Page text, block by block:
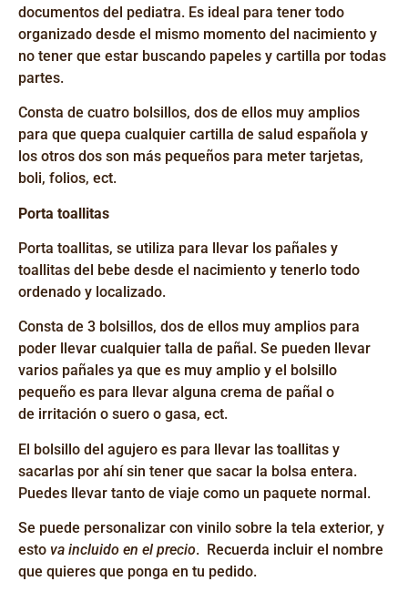
documentos del pediatra. Es ideal para tener todo
organizado desde el mismo momento del nacimiento y
no tener que estar buscando papeles y cartilla por todas
partes.
Consta de cuatro bolsillos, dos de ellos muy amplios
para que quepa cualquier cartilla de salud española y
los otros dos son más pequeños para meter tarjetas,
boli, folios, ect.
Porta toallitas
Porta toallitas, se utiliza para llevar los pañales y
toallitas del bebe desde el nacimiento y tenerlo todo
ordenado y localizado.
Consta de 3 bolsillos, dos de ellos muy amplios para
poder llevar cualquier talla de pañal. Se pueden llevar
varios pañales ya que es muy amplio y el bolsillo
pequeño es para llevar alguna crema de pañal o
de irritación o suero o gasa, ect.
El bolsillo del agujero es para llevar las toallitas y
sacarlas por ahí sin tener que sacar la bolsa entera.
Puedes llevar tanto de viaje como un paquete normal.
Se puede personalizar con vinilo sobre la tela exterior, y
esto va incluido en el precio. Recuerda incluir el nombre
que quieres que ponga en tu pedido.